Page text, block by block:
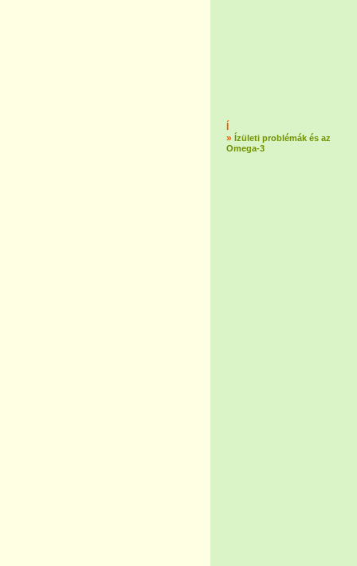
» Ízületi problémák és az
Omega-3